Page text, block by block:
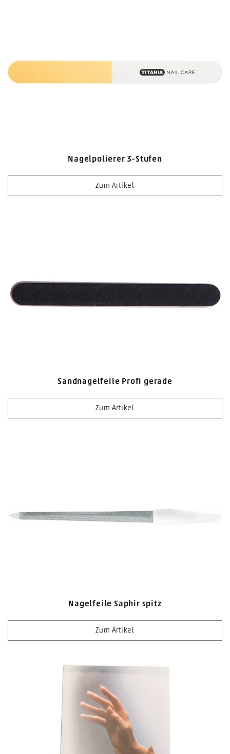
Nagelpolierer 3-Stufen
Zum Artikel
Sandnagelfeile Profi gerade
Zum Artikel
Nagelfeile Saphir spitz
Zum Artikel